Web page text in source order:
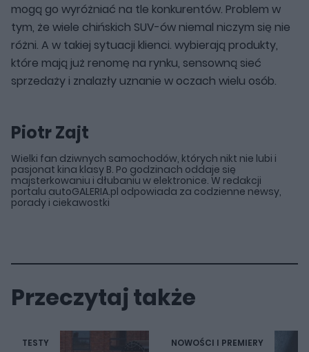
mogą go wyróżniać na tle konkurentów. Problem w
tym, że wiele chińskich SUV-ów niemal niczym się nie
różni. A w takiej sytuacji klienci. wybierają produkty,
które mają już renomę na rynku, sensowną sieć
sprzedaży i znalazły uznanie w oczach wielu osób.
Piotr Zajt
Wielki fan dziwnych samochodów, których nikt nie lubi i
pasjonat kina klasy B. Po godzinach oddaje się
majsterkowaniu i dłubaniu w elektronice. W redakcji
portalu autoGALERIA.pl odpowiada za codzienne newsy,
porady i ciekawostki
Przeczytaj także
TESTY NOWOŚCI I PREMIERY